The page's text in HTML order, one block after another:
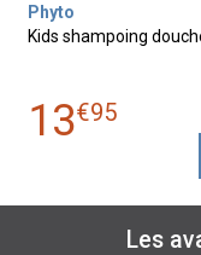
Phyto
Kids shampoing
13€95
Les